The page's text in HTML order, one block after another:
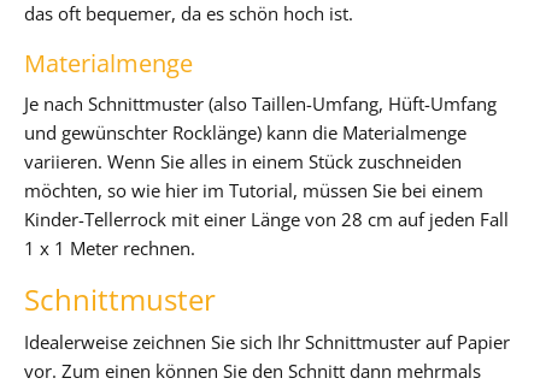
das oft bequemer, da es schön hoch ist.
Materialmenge
Je nach Schnittmuster (also Taillen-Umfang, Hüft-Umfang
und gewünschter Rocklänge) kann die Materialmenge
variieren. Wenn Sie alles in einem Stück zuschneiden
möchten, so wie hier im Tutorial, müssen Sie bei einem
Kinder-Tellerrock mit einer Länge von 28 cm auf jeden Fall
1 x 1 Meter rechnen.
Schnittmuster
Idealerweise zeichnen Sie sich Ihr Schnittmuster auf Papier
vor. Zum einen können Sie den Schnitt dann mehrmals